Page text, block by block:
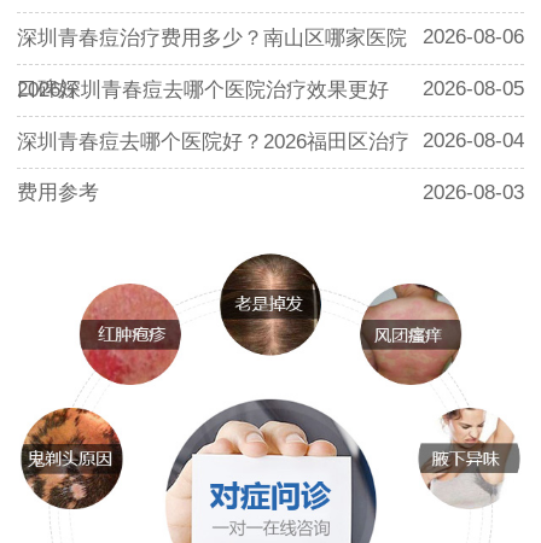
2026-08-06
深圳青春痘治疗费用多少？南山区哪家医院
口碑好 2026-08-05
2026深圳青春痘去哪个医院治疗效果更好
2026-08-04
深圳青春痘去哪个医院好？2026福田区治疗
费用参考 2026-08-03